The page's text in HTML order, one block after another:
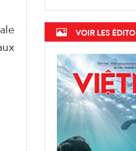
VOIR LES